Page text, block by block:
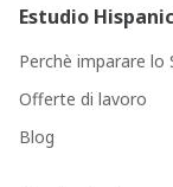
Estudio
Perchè imparare lo
Offerte di lavoro
Blog